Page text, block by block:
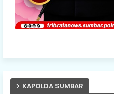
KAPOLDA SUMBAR